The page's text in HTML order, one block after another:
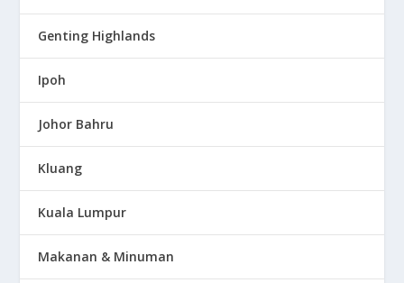
Genting Highlands
Ipoh
Johor Bahru
Kluang
Kuala Lumpur
Makanan & Minuman